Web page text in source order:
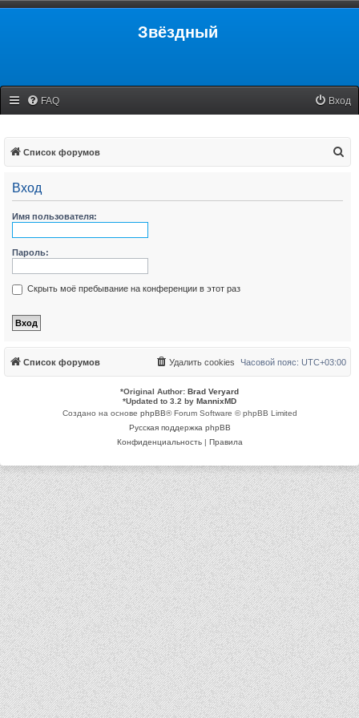
Звёздный
FAQ Вход
Список форумов
Вход
Имя пользователя:
Пароль:
Скрыть моё пребывание на конференции в этот раз
Список форумов Часовой пояс: UTC+03:00
Удалить cookies
*Original Author: Brad Veryard
*Updated to 3.2 by MannixMD
Создано на основе phpBB® Forum Software © phpBB Limited
Русская поддержка phpBB
Конфиденциальность| Правила